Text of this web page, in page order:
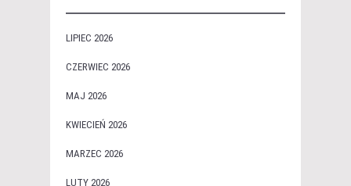
LIPIEC 2026
CZERWIEC 2026
MAJ 2026
KWIECIEŃ 2026
MARZEC 2026
LUTY 2026